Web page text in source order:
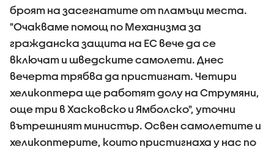
броят на засегнатите от пламъци места.
"Очакваме помощ по Механизма за
гражданска защита на ЕС вече да се
включат и шведските самолети. Днес
вечерта трябва да пристигнат. Четири
хеликоптера ще работят долу на Струмяни,
още три в Хасковско и Ямболско", уточни
вътрешният министър. Освен самолетите и
хеликоптерите, които пристигнаха у нас по